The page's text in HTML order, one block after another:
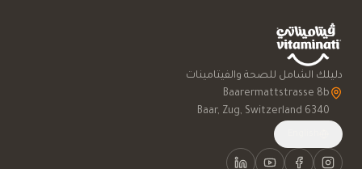
دليلك الشامل للصحة والفيتامينات
6340 Baar, Zug, Switzerland